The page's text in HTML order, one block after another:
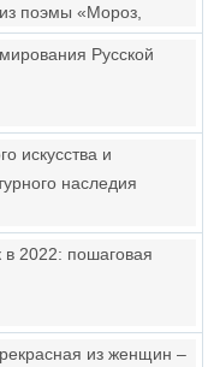
поэмы «Мороз,
Русской
искусства и
наследия
в 2022: пошаговая
из женщин –